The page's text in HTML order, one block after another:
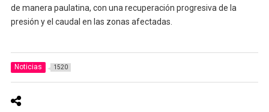
de manera paulatina, con una recuperación progresiva de la
presión y el caudal en las zonas afectadas.
Noticias 1520